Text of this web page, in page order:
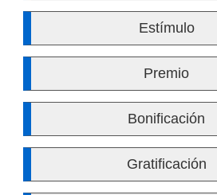
Estímulo
Premio
Bonificación
Gratificación